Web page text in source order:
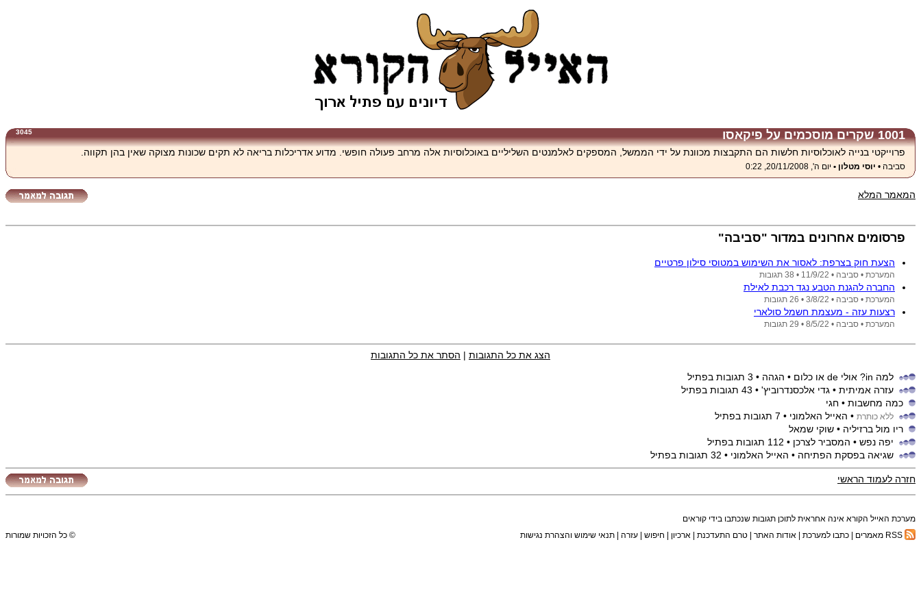
1001 שקרים מוסכמים על פיקאסו 3045
פרוייקטי בנייה לאוכלוסיות חלשות הם התקבצות מכוונת על ידי הממשל, המספקים לאלמנטים השליליים באוכלוסיות אלה מרחב פעולה חופשי. מדוע אדריכלות בריאה לא תקים שכונות מצוקה שאין בהן תקווה.
סביבה • יוסי מטלון • יום ה', 20/11/2008, 0:22
המאמר המלא
פרסומים אחרונים במדור "סביבה"
הצעת חוק בצרפת: לאסור את השימוש במטוסי סילון פרטיים
המערכת • סביבה • 11/9/22 • 38 תגובות
החברה להגנת הטבע נגד רכבת לאילת
המערכת • סביבה • 3/8/22 • 26 תגובות
רצעות עזה - מעצמת חשמל סולארי
המערכת • סביבה • 8/5/22 • 29 תגובות
הצג את כל התגובות | הסתר את כל התגובות
למה in? אולי de או כלום
• הגהה • 3 תגובות בפתיל
עזרה אמיתית • גדי אלכסנדרוביץ' • 43 תגובות בפתיל
כמה מחשבות • חגי
ללא כותרת • האייל האלמוני • 7 תגובות בפתיל
ריו מול ברזיליה • שוקי שמאל
יפה נפש • המסביר לצרכן • 112 תגובות בפתיל
שגיאה בפסקת הפתיחה • האייל האלמוני • 32 תגובות בפתיל
חזרה לעמוד הראשי
מערכת האייל הקורא אינה אחראית לתוכן תגובות שנכתבו בידי קוראים
כתבו למערכת אודות האתר טרם התעדכנת ארכיון חיפוש עזרה תנאי שימוש והצהרת נגישות © כל הזכויות שמורות